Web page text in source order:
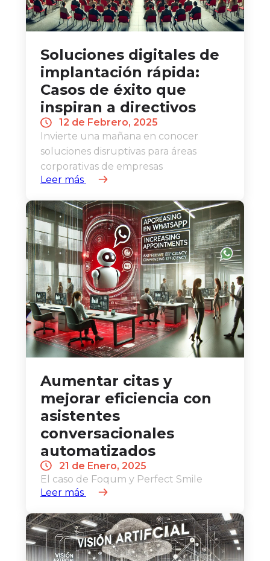
Soluciones digitales de
implantación rápida:
Casos de éxito que
inspiran a directivos
12 de Febrero, 2025
Invierte una mañana en conocer
soluciones disruptivas para áreas
corporativas de empresas
Leer más
Aumentar citas y
mejorar eficiencia con
asistentes
conversacionales
automatizados
21 de Enero, 2025
El caso de Foqum y Perfect Smile
Leer más